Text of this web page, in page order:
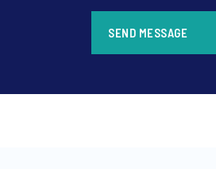
SEND MESSAGE